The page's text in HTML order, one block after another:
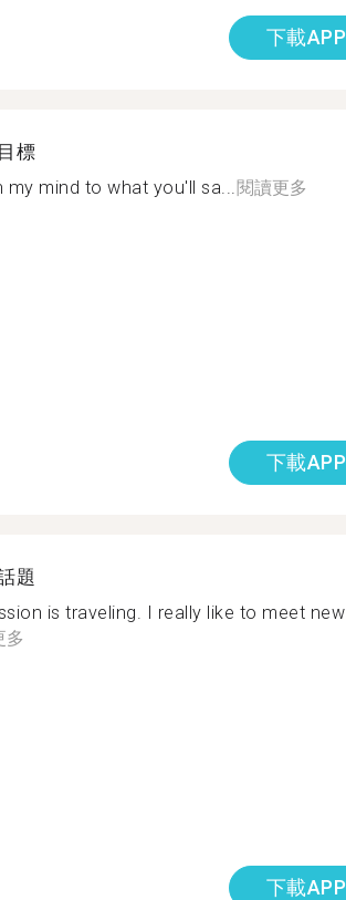
下載APP
標
my mind to what you'll sa...閱讀更多
下載APP
題
is traveling. I really like to meet new
多
下載APP